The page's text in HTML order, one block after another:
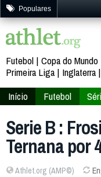
Populares
Futebol Copa do
Primeira Liga
Inglaterra
Início
Futebol
Serie B :
Ternana por
Athlet.org (AMP©)